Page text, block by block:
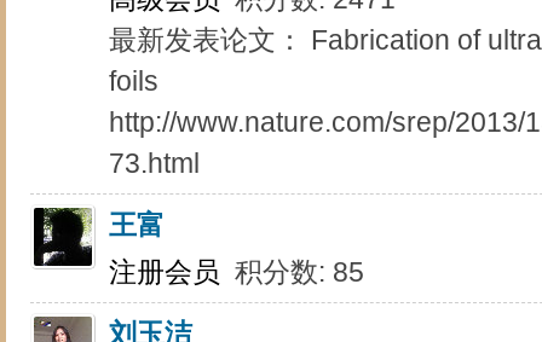
最新发表论文： Fabrication of
foils
http://www.nature.com/srep/
73.html
王富
注册会员 积分数: 85
刘玉洁